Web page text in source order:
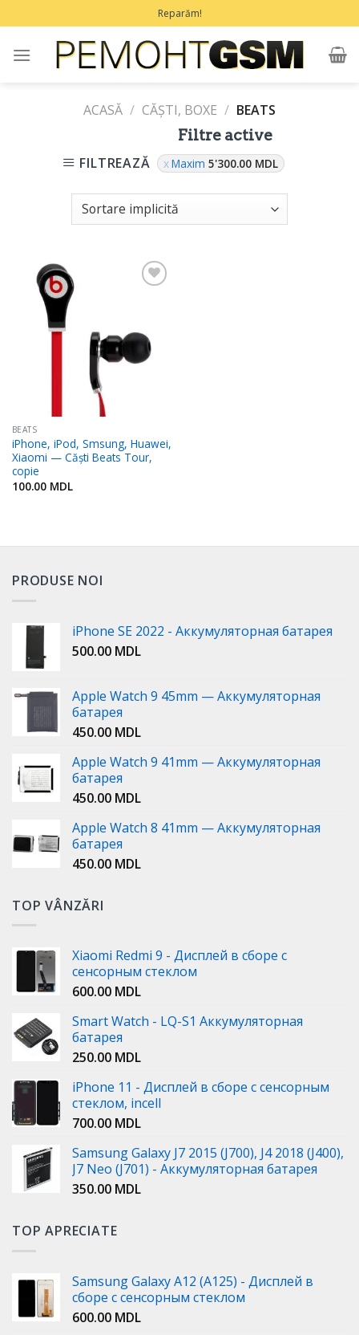
la
conținut
Reparăm!
ACASĂ / CĂȘTI, BOXE / BEATS
FILTREAZĂ
Filtre active
Maxim5'300.00 MDL
BEATS
iPhone, iPod, Smsung, Huawei,
Xiaomi — Căști Beats Tour,
copie
100.00 MDL
PRODUSE NOI
iPhone SE 2022 - Аккумуляторная батарея
500.00 MDL
Apple Watch 9 45mm — Аккумуляторная
батарея
450.00 MDL
Apple Watch 9 41mm — Аккумуляторная
батарея
450.00 MDL
Apple Watch 8 41mm — Аккумуляторная
батарея
450.00 MDL
TOP VÂNZĂRI
Xiaomi Redmi 9 - Дисплей в сборе с
сенсорным стеклом
600.00 MDL
Smart Watch - LQ-S1 Аккумуляторная
батарея
250.00 MDL
iPhone 11 - Дисплей в сборе с сенсорным
стеклом, incell
700.00 MDL
Samsung Galaxy J7 2015 (J700), J4 2018 (J400),
J7 Neo (J701) - Аккумуляторная батарея
350.00 MDL
TOP APRECIATE
Samsung Galaxy A12 (A125) - Дисплей в
сборе с сенсорным стеклом
600.00 MDL